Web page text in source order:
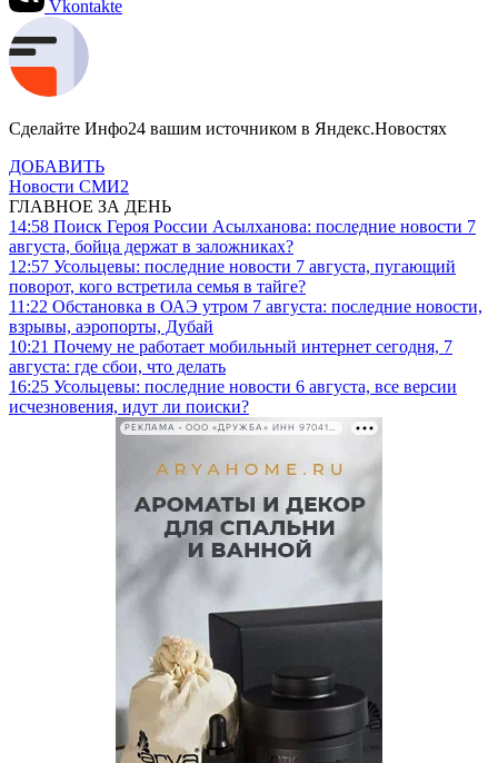
Vkontakte
Сделайте Инфо24 вашим источником в Яндекс.Новостях
ДОБАВИТЬ
Новости СМИ2
ГЛАВНОЕ ЗА ДЕНЬ
14:58 Поиск Героя России Асылханова: последние новости 7
августа, бойца держат в заложниках?
12:57 Усольцевы: последние новости 7 августа, пугающий
поворот, кого встретила семья в тайге?
11:22 Обстановка в ОАЭ утром 7 августа: последние новости,
взрывы, аэропорты, Дубай
10:21 Почему не работает мобильный интернет сегодня, 7
августа: где сбои, что делать
16:25 Усольцевы: последние новости 6 августа, все версии
исчезновения, идут ли поиски?
РЕКЛАМА • ООО «ДРУЖБА» ИНН 9704146411